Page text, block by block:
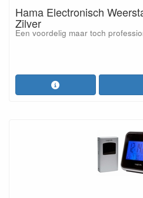
Hama Electronisch
Zilver
Een voordelig maar toch